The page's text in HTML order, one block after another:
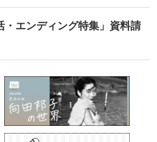
・エンディング特集」資料請